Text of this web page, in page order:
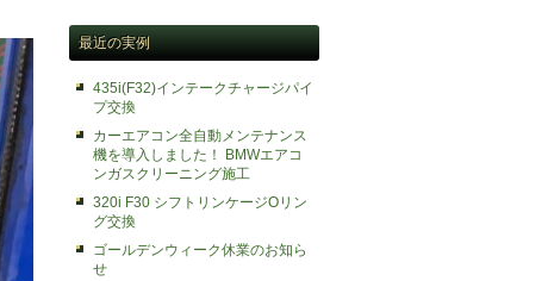
最近の実例
435i(F32)インテークチャージパイ
プ交換
カーエアコン全自動メンテナンス
機を導入しました！ BMWエアコ
ンガスクリーニング施工
320i F30 シフトリンケージOリン
グ交換
ゴールデンウィーク休業のお知ら
せ